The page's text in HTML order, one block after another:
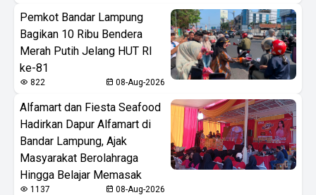
Pemkot Bandar Lampung
Bagikan 10 Ribu Bendera
Merah Putih Jelang HUT RI
ke-81
822 08-Aug-2026
Alfamart dan Fiesta Seafood
Hadirkan Dapur Alfamart di
Bandar Lampung, Ajak
Masyarakat Berolahraga
Hingga Belajar Memasak
1137 08-Aug-2026